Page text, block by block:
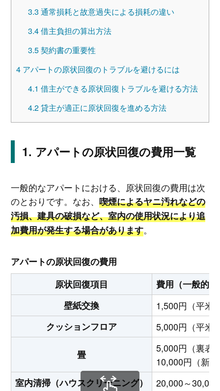
3.3 通常損耗と故意過失による損耗の違い
3.4借主負担の算出方法
3.5契約書の重要性
4アパートの原状回復のトラブルを避けるには
4.1 借主ができる原状回復トラブルを避ける方法
4.2貸主が適正に原状回復を進める方法
アパートの原状回復の費用一覧
一般的なアパートにおける、原状回復の費用は次
のとおりです。なお、 喫煙によるヤニ汚れなどの
汚損、建具の破損など、室内の使用状況により追
加費用が発生する場合があります。
アパートの原状回復の費用
原状回復項目
費用（一般的
壁紙交換
1,500円（平米
クッションフロア
5,000円（平米
畳
5,000円（裏表
10,000円（新
室内清掃（ハウスクリーニング）
20,000～